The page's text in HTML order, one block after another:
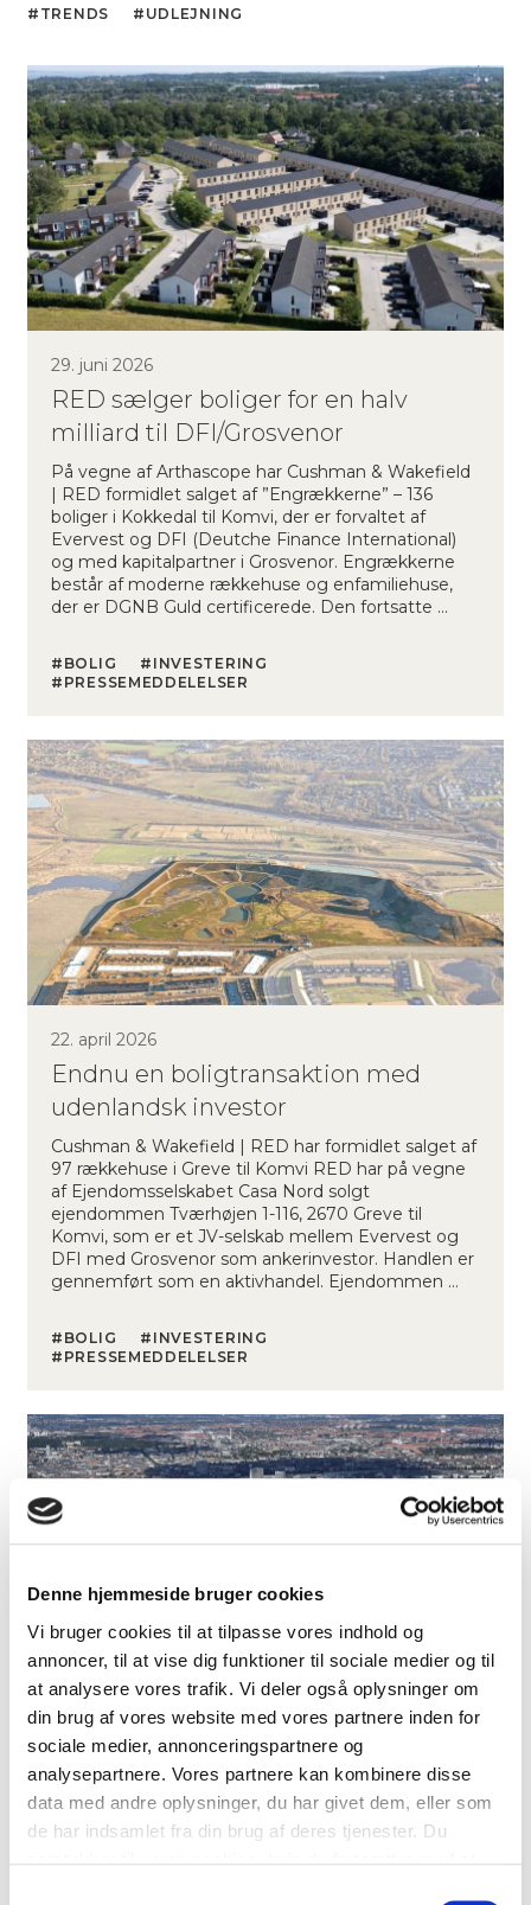
Denne hjemmeside bruger cookies
Vi bruger cookies til at tilpasse vores indhold og
annoncer, til at vise dig funktioner til sociale medier og til
at analysere vores trafik. Vi deler også oplysninger om
din brug af vores website med vores partnere inden for
sociale medier, annonceringspartnere og
analysepartnere. Vores partnere kan kombinere disse
data med andre oplysninger, du har givet dem, eller som
de har indsamlet fra din brug af deres tjenester. Du
TRENDS
UDLEJNING
29. juni 2026
RED sælger boliger for en halv
milliard til DFI/Grosvenor
På vegne af Arthascope har Cushman & Wakefield
| RED formidlet salget af ”Engrækkerne” – 136
boliger i Kokkedal til Komvi, der er forvaltet af
Evervest og DFI (Deutche Finance International)
og med kapitalpartner i Grosvenor. Engrækkerne
består af moderne rækkehuse og enfamiliehuse,
der er DGNB Guld certificerede. Den fortsatte …
BOLIG
INVESTERING
PRESSEMEDDELELSER
22. april 2026
Endnu en boligtransaktion med
udenlandsk investor
Cushman & Wakefield | RED har formidlet salget af
97 rækkehuse i Greve til Komvi RED har på vegne
af Ejendomsselskabet Casa Nord solgt
ejendommen Tværhøjen 1-116, 2670 Greve til
Komvi, som er et JV-selskab mellem Evervest og
DFI med Grosvenor som ankerinvestor. Handlen er
gennemført som en aktivhandel. Ejendommen …
BOLIG
INVESTERING
PRESSEMEDDELELSER
9. oktober 2024
Kan boliglejen vokse ind i himlen?
Der synes at være en bred konsensus om, at
boliglejen i København og Storkøbenhavn kommer
til at stige i den kommende tid, men hvad er
holder en pause For få år siden, da finansierings-